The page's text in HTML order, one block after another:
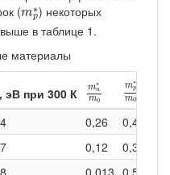
(m∗
p
mp∗
) некоторых
в таблице 1.
материалы
, эВ при 300 К m∗
n
m0
mn 0
m∗
p
m0
mp
0,26 0,49
0,12 0,3
0,013 0,5